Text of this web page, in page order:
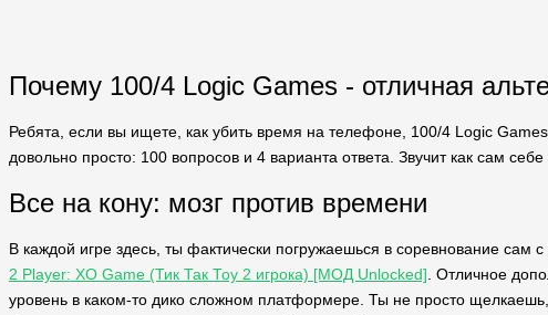
Почему 100/4 Logic Games - отличная
Ребята, если вы ищете, как убить время на телефоне, 100/4 Logic
довольно просто: 100 вопросов и 4 варианта ответа. Звучит как сам
Все на кону: мозг против времени
В каждой игре здесь, ты фактически погружаешься в соревнование
2 Player: XO Game (Тик Так Тоу 2 игрока) [МОД Unlocked] . Отличное
уровень в каком-то дико сложном платформере. Ты не просто